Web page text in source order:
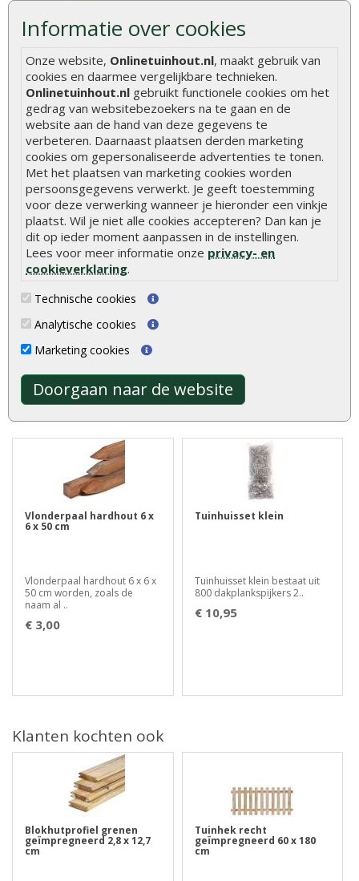
Informatie over cookies
Onze website, Onlinetuinhout.nl, maakt gebruik van
cookies en daarmee vergelijkbare technieken.
Onlinetuinhout.nl gebruikt functionele cookies om het
gedrag van websitebezoekers na te gaan en de
website aan de hand van deze gegevens te
verbeteren. Daarnaast plaatsen derden marketing
cookies om gepersonaliseerde advertenties te tonen.
Met het plaatsen van marketing cookies worden
persoonsgegevens verwerkt. Je geeft toestemming
voor deze verwerking wanneer je hieronder een vinkje
plaatst. Wil je niet alle cookies accepteren? Dan kan je
dit op ieder moment aanpassen in de instellingen.
Lees voor meer informatie onze privacy- en
cookieverklaring.
Technische cookies
Analytische cookies
Marketing cookies
Doorgaan naar de website
Beoordelingen
Er zijn geen beoordelingen voor dit product.
Geef beoordeling
Aanbevolen producten
Asfaltnagels verzonken 3
x 15 mm (per zak)
Asfaltnagels kunt u gebruiken
voor het vastzetten van
daklee..
€ 2,10
Werkhandschoenen Oxxa
builder oranje-geel
Vlonderpaal hardhout 6 x
6 x 50 cm
Vlonderpaal hardhout 6 x 6 x
50 cm worden, zoals de
naam al ..
€ 3,00
Tuinhuisset klein
Tuinhuisset klein bestaat uit
800 dakplankspijkers 2..
€ 10,95
Klanten kochten ook
Blokhutprofiel grenen
geïmpregneerd 2,8 x 12,7
cm
Tuinhek recht
geïmpregneerd 60 x 180
cm